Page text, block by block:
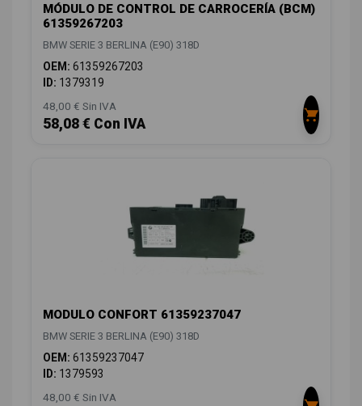
MÓDULO DE CONTROL DE CARROCERÍA (BCM)
61359267203
BMW SERIE 3 BERLINA (E90) 318D
OEM: 61359267203
ID: 1379319
48,00 € Sin IVA
58,08 € Con IVA
MODULO CONFORT 61359237047
BMW SERIE 3 BERLINA (E90) 318D
OEM: 61359237047
ID: 1379593
48,00 € Sin IVA